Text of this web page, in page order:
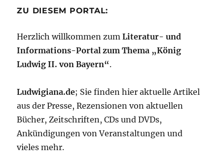
ZU DIESEM PORTAL:
Herzlich willkommen zumLiteratur- und
Informations-Portal zum Thema „König
Ludwig II. von Bayern“.
Ludwigiana.de; Sie finden hier aktuelle Artikel
aus der Presse, Rezensionen von aktuellen
Bücher, Zeitschriften, CDs und DVDs,
Ankündigungen von Veranstaltungen und
vieles mehr.